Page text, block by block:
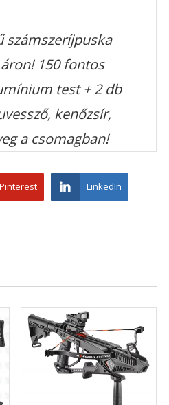
számszeríjpuska
150 fontos
test + 2 db
kenőzsír,
a csomagban!
Pinterest LinkedIn